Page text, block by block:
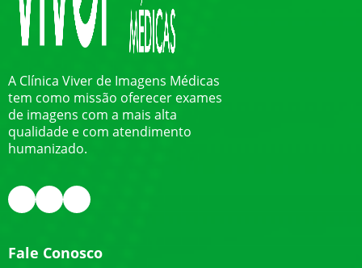
A Clínica Viver de Imagens Médicas
tem como missão oferecer exames
de imagens com a mais alta
qualidade e com atendimento
humanizado.
Fale Conosco